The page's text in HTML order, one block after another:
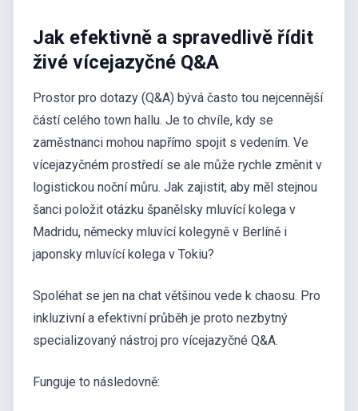
Jak efektivně a spravedlivě řídit
živé vícejazyčné Q&A
Prostor pro dotazy (Q&A) bývá často tou nejcennější
částí celého town hallu. Je to chvíle, kdy se
zaměstnanci mohou napřímo spojit s vedením. Ve
vícejazyčném prostředí se ale může rychle změnit v
logistickou noční můru. Jak zajistit, aby měl stejnou
šanci položit otázku španělsky mluvící kolega v
Madridu, německy mluvící kolegyně v Berlíně i
japonsky mluvící kolega v Tokiu?
Spoléhat se jen na chat většinou vede k chaosu. Pro
inkluzivní a efektivní průběh je proto nezbytný
specializovaný nástroj pro vícejazyčné Q&A.
Funguje to následovně: